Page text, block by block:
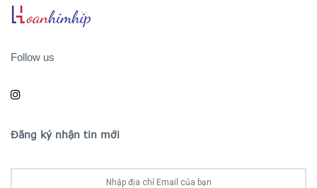
Follow us
Đăng ký nhận tin mới